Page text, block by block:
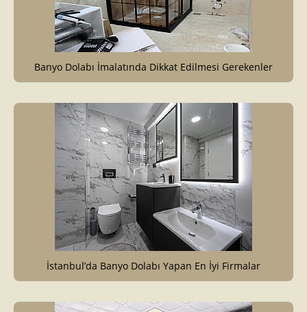
Banyo Dolabı İmalatında Dikkat Edilmesi Gerekenler
İstanbul’da Banyo Dolabı Yapan En İyi Firmalar